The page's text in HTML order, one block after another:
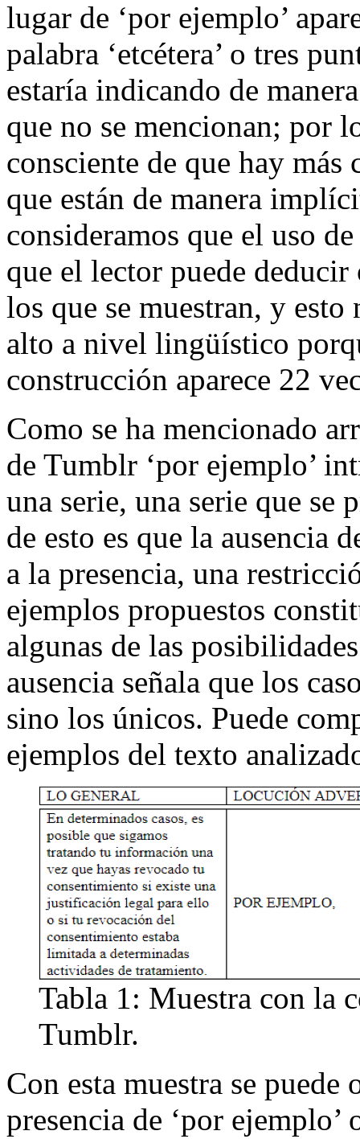
lugar de ‘por ejemplo’
palabra ‘etcétera’ o tres
estaría indicando de
que no se mencionan; por
consciente de que hay más
que están de manera
consideramos que el uso
que el lector puede
los que se muestran, y esto
alto a nivel lingüístico
construcción aparece 22
Como se ha mencionado
de Tumblr ‘por ejemplo’
una serie, una serie que se
de esto es que la ausencia
a la presencia, una
ejemplos propuestos
algunas de las
ausencia señala que los
sino los únicos. Puede
ejemplos del texto
Tabla 1: Muestra con la
Tumblr.
Con esta muestra se
presencia de ‘por